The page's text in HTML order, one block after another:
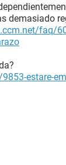
demasiado
faq/
estare-